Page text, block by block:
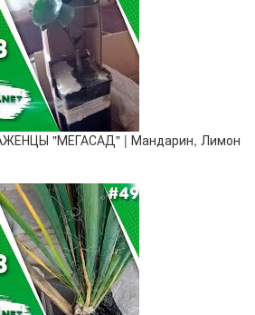
"МЕГАСАД" | Мандарин, Лимон